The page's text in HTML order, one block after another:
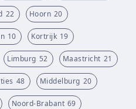
22 Hoorn 20
10 Kortrijk 19
Limburg 52 Maastricht 21
48 Middelburg 20
Noord-Brabant 69